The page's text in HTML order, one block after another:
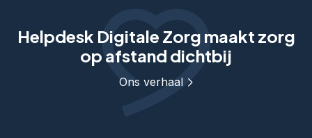
Helpdesk Digitale Zorg maakt zorg
op afstand dichtbij
Ons verhaal